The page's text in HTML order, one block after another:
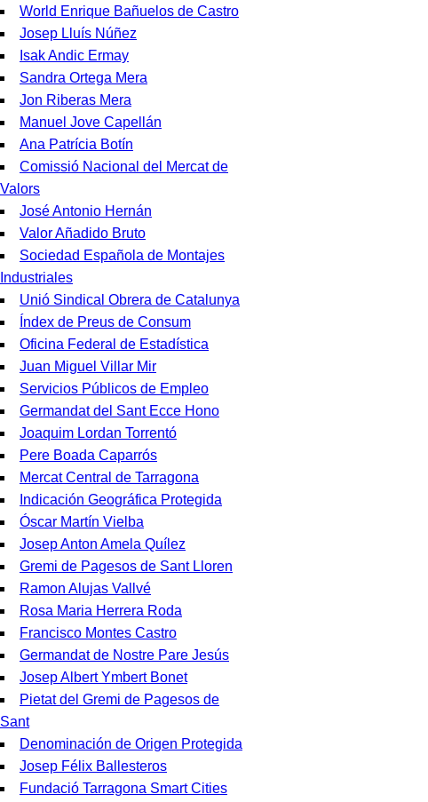
World Enrique Bañuelos de Castro
Josep Lluís Núñez
Isak Andic Ermay
Sandra Ortega Mera
Jon Riberas Mera
Manuel Jove Capellán
Ana Patrícia Botín
Comissió Nacional del Mercat de
Valors
José Antonio Hernán
Valor Añadido Bruto
Sociedad Española de Montajes
Industriales
Unió Sindical Obrera de Catalunya
Índex de Preus de Consum
Oficina Federal de Estadística
Juan Miguel Villar Mir
Servicios Públicos de Empleo
Germandat del Sant Ecce Hono
Joaquim Lordan Torrentó
Pere Boada Caparrós
Mercat Central de Tarragona
Indicación Geográfica Protegida
Óscar Martín Vielba
Josep Anton Amela Quílez
Gremi de Pagesos de Sant Lloren
Ramon Alujas Vallvé
Rosa Maria Herrera Roda
Francisco Montes Castro
Germandat de Nostre Pare Jesús
Josep Albert Ymbert Bonet
Pietat del Gremi de Pagesos de
Sant
Denominación de Origen Protegida
Josep Félix Ballesteros
Fundació Tarragona Smart Cities